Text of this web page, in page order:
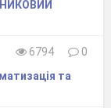
6794
0
та